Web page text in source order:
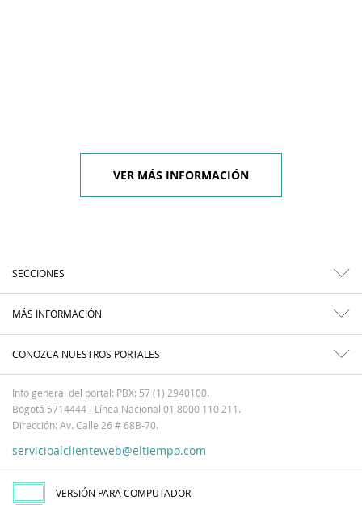
VER MÁS INFORMACIÓN
SECCIONES
MÁS INFORMACIÓN
CONOZCA NUESTROS PORTALES
Info general del portal: PBX: 57 (1) 2940100.
Bogotá 5714444 - Línea Nacional 01 8000 110 211.
Dirección: Av. Calle 26 # 68B-70.
servicioalclienteweb@eltiempo.com
VERSIÓN PARA COMPUTADOR